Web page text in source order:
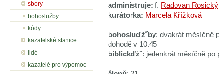
sbory
bohoslužby
kódy
kazatelské stanice
lidé
kazatelé pro výpomoc
administruje: f. Radovan Rosický
kurátorka: Marcela Křížková
bohosluďż˝by: dvakrát měsíčně
dohodě v 10.45
biblickďż˝: jedenkrát měsíčně po